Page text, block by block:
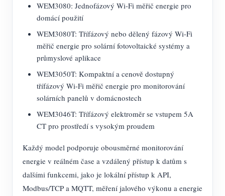
WEM3080: Jednofázový Wi-Fi měřič energie pro
domácí použití
WEM3080T: Třífázový nebo dělený fázový Wi-Fi
měřič energie pro solární fotovoltaické systémy a
průmyslové aplikace
WEM3050T: Kompaktní a cenově dostupný
třífázový Wi-Fi měřič energie pro monitorování
solárních panelů v domácnostech
WEM3046T: Třífázový elektroměr se vstupem 5A
CT pro prostředí s vysokým proudem
Každý model podporuje obousměrné monitorování
energie v reálném čase a vzdálený přístup k datům s
dalšími funkcemi, jako je lokální přístup k API,
Modbus/TCP a MQTT, měření jalového výkonu a energie